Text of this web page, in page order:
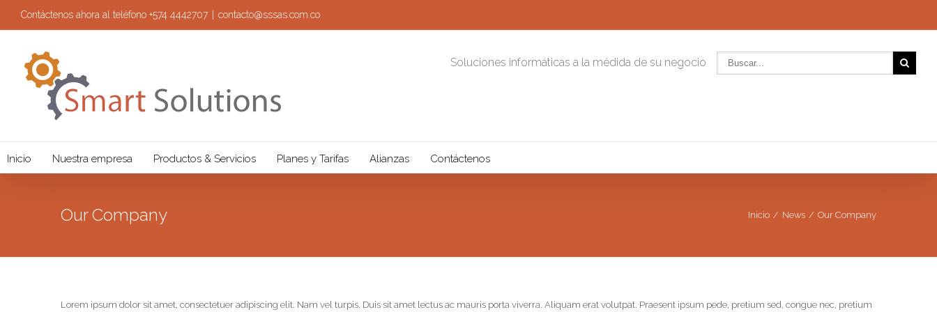
Contáctenos ahora al teléfono +574 4442707 contacto@sssas.com.co
Soluciones informáticas a la médida de su negocio
Inicio Nuestra empresa Productos & Servicios Planes y Tarifas Alianzas Contáctenos
Our Company Inicio News Our Company
Lorem ipsum dolor sit amet, consectetuer adipiscing elit. Nam vel turpis. Duis sit amet lectus ac mauris porta viverra. Aliquam erat volutpat. Praesent ipsum pede, pretium sed, congue nec, pretium